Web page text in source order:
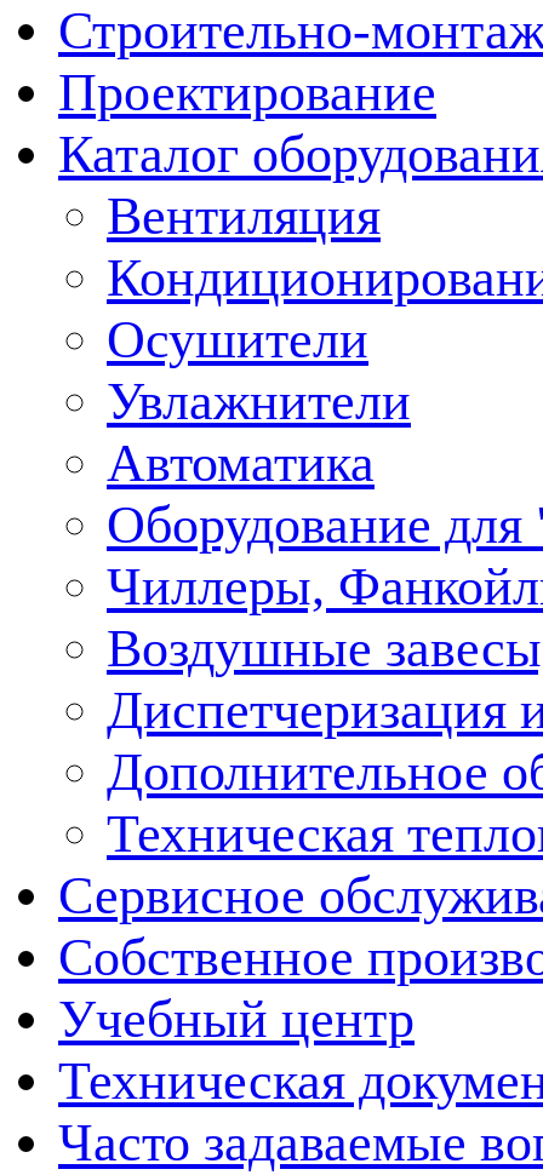
Строительно-
Проектирование
Каталог
Вентиляция
Осушители
Увлажнители
Автоматика
Оборудование
Чиллеры,
Воздушные
Диспетчеризация
Дополнительное
Техническая
Сервисное
Собственное
Учебный центр
Техническая
Часто задаваемые